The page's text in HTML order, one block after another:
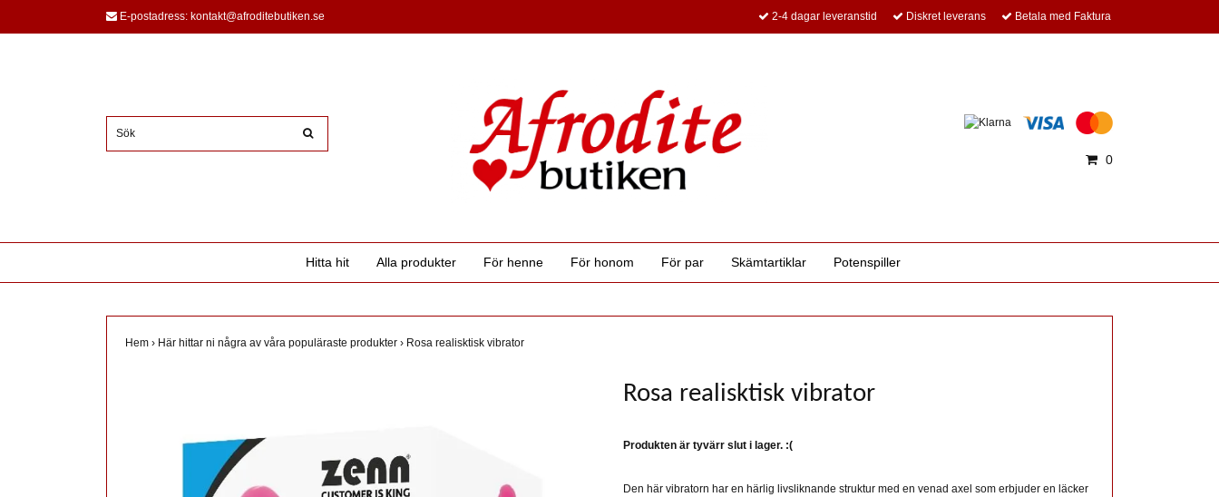
E-postadress: kontakt@afroditebutiken.se 2-4 dagar leveranstid Diskret leverans Betala med Faktura
0
Hitta hit Alla produkter För henne För honom För par Skämtartiklar Potenspiller
Hem › Här hittar ni några av våra populäraste produkter › Rosa realisktisk vibrator
Rosa realisktisk vibrator
Produkten är tyvärr slut i lager. :(
Den här vibratorn har en härlig livsliknande struktur med en venad axel som erbjuder en läcker